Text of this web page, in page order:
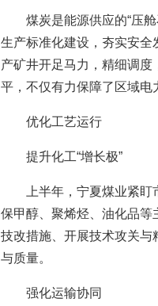
煤炭是能源供应的“压
生产标准化建设，夯实安全
产矿井开足马力，精细调
平，不仅有力保障了区域电
优化工艺运行
提升化工“增长极”
上半年，宁夏煤业紧
保甲醇、聚烯烃、油化品
技改措施、开展技术攻关
与质量。
强化运输协同